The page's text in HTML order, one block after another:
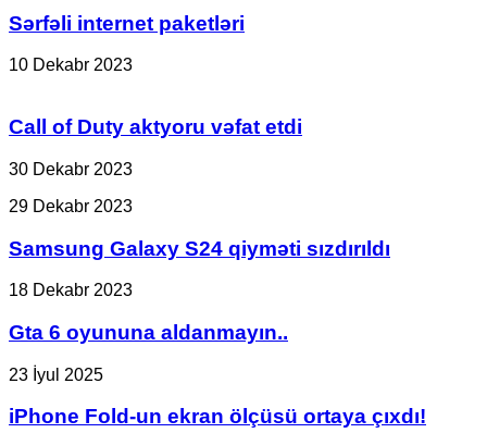
Sərfəli internet paketləri
10 Dekabr 2023
Call of Duty aktyoru vəfat etdi
30 Dekabr 2023
Samsung
S24
qiyməti
sızdırıldı
29 Dekabr 2023
Samsung Galaxy S24 qiyməti sızdırıldı
Gta
oyununa
aldanmayın..
18 Dekabr 2023
Gta 6 oyununa aldanmayın..
iPhone
un
23 İyul 2025
iPhone Fold-un ekran ölçüsü ortaya çıxdı!